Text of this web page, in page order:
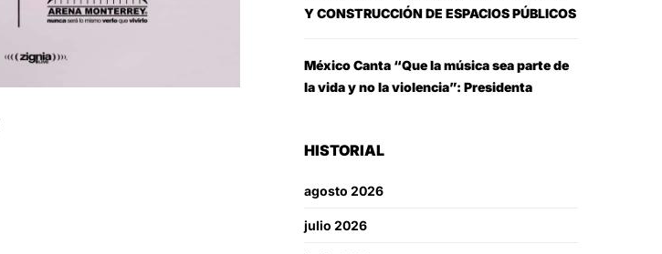
Y CONSTRUCCIÓN DE ESPACIOS PÚBLICOS
México Canta “Que la música sea parte de
la vida y no la violencia”: Presidenta
HISTORIAL
agosto 2026
julio 2026